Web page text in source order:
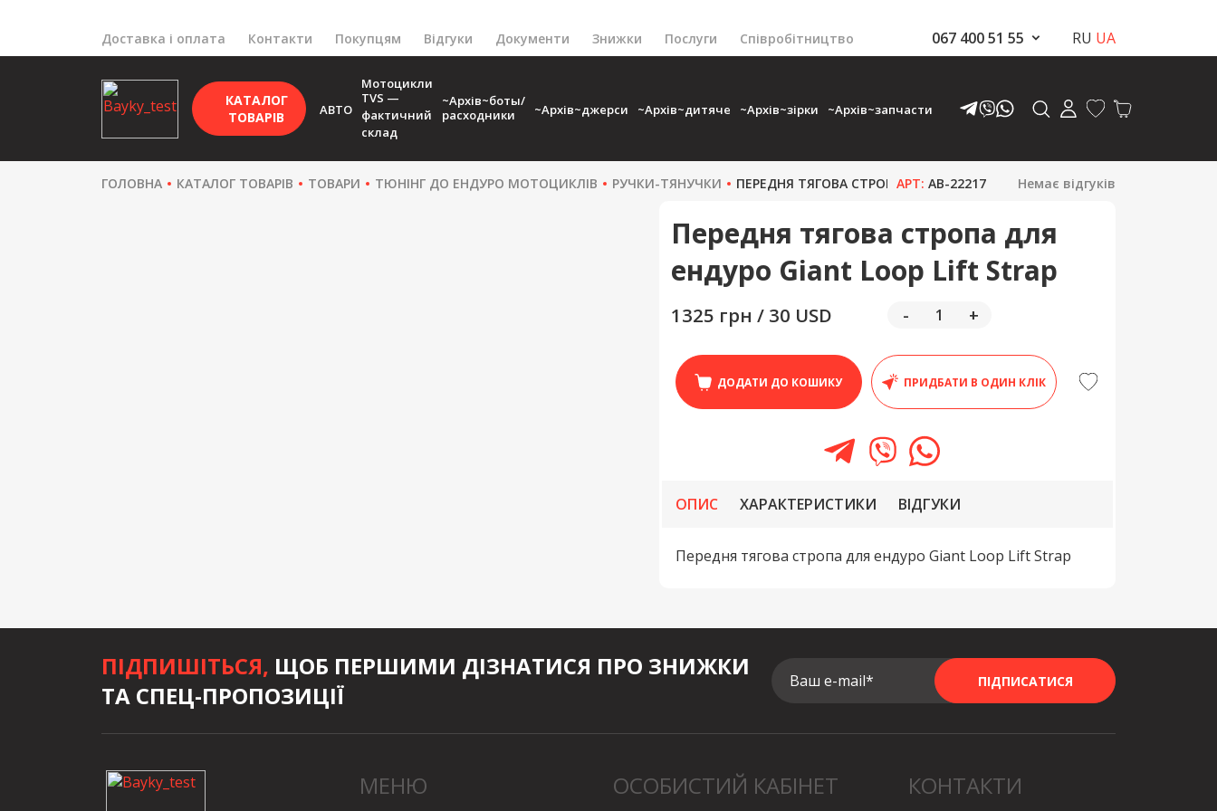
Доставка і оплата Контакти Покупцям Відгуки Документи Знижки Послуги Співробітництво 067 400 51 55 RU UA
КАТАЛОГ
ТОВАРІВ
АВТО
Мотоцикли
TVS —
фактичний
склад
~Архів~боты/
расходники ~Архів~джерси ~Архів~дитяче ~Архів~зірки ~Архів~запчасти
ГОЛОВНА КАТАЛОГ ТОВАРІВ ТОВАРИ ТЮНІНГ ДО ЕНДУРО МОТОЦИКЛІВ РУЧКИ-ТЯНУЧКИ ПЕРЕДНЯ ТЯГОВА СТРОПА ДЛЯ ЕНДУРО GIANT LOOP LIFT STRAP
АРТ: AB-22217 Немає відгуків
Передня тягова стропа для
ендуро Giant Loop Lift Strap
1325 грн / 30 USD - +
ДОДАТИ ДО КОШИКУ ПРИДБАТИ В ОДИН КЛІК
ОПИС ХАРАКТЕРИСТИКИ ВІДГУКИ
Передня тягова стропа для ендуро Giant Loop Lift Strap
ПІДПИШІТЬСЯ, ЩОБ ПЕРШИМИ ДІЗНАТИСЯ ПРО ЗНИЖКИ
ТА СПЕЦ-ПРОПОЗИЦІЇ
Ваш e-mail* ПІДПИСАТИСЯ
МЕНЮ ОСОБИСТИЙ КАБІНЕТ КОНТАКТИ